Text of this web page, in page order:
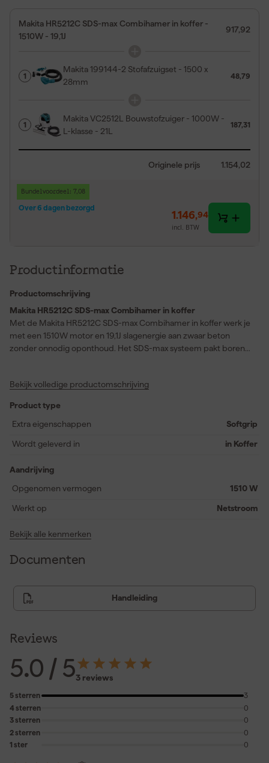
Makita HR5212C SDS-max Combihamer in koffer -
1510W - 19,1J
917,92
1
Makita 199144-2 Stofafzuigset - 1500 x
28mm
48,79
1
Makita VC2512L Bouwstofzuiger - 1000W -
L-klasse - 21L
187,31
Originele prijs 1.154,02
Bundelvoordeel: 7,08
Over 6 dagen bezorgd
1.146,94
incl. BTW
Productinformatie
Productomschrijving
Makita HR5212C SDS-max Combihamer in koffer
Met de Makita HR5212C SDS-max Combihamer in koffer werk je
met een 1510W motor en 19,1J slagenergie aan zwaar beton
zonder onnodig oponthoud. Het SDS-max systeem pakt boren
beitel in 24 posities vast en je houdt elke hoek stabiel wanneer je
functieschakelaar ligt logisch onder je hand en met de
vastzetknop ga je door met breken zonder telkens druk te
resultaat en softstart met soft no load houdt de start beheerst. De
stopt direct zodra je loslaat. Dankzij Anti Vibratie Technologie en
ontkoppelde zijgreep en achtergreep blijf je langer prettig
boren of beitelen.
Bekijk volledige productomschrijving
Product type
Extra eigenschappen
Softgrip
Wordt geleverd in in Koffer
Aandrijving
Opgenomen vermogen
1510 W
Werkt op Netstroom
Bekijk alle kenmerken
Documenten
Handleiding
Reviews
5.0 / 53 reviews
5 sterren
3
4 sterren
0
3 sterren
0
2 sterren
0
1 ster
0